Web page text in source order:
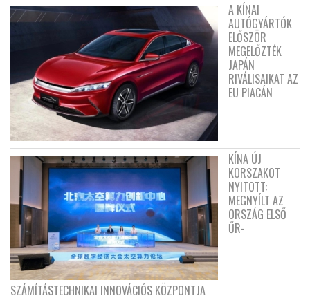
A KÍNAI
AUTÓGYÁRTÓK
ELŐSZÖR
MEGELŐZTÉK
JAPÁN
RIVÁLISAIKAT AZ
EU PIACÁN
KÍNA ÚJ
KORSZAKOT
NYITOTT:
MEGNYÍLT AZ
ORSZÁG ELSŐ
ŰR-
SZÁMÍTÁSTECHNIKAI INNOVÁCIÓS KÖZPONTJA